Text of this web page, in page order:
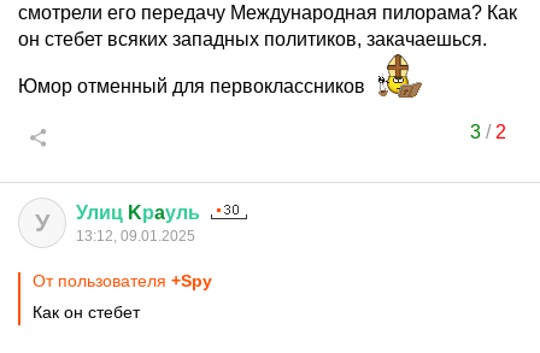
смотрели его передачу Международная пилорама? Как
он стебет всяких западных политиков, закачаешься.
Юмор отменный для первоклассников
3/ 2
У Улиц Kрaуль
13:12, 09.01.2025
От пользователя +Spy
Как он стебет